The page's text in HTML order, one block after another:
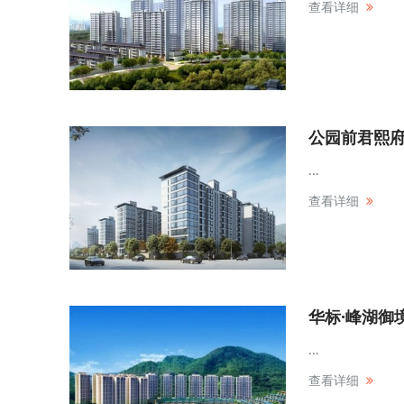
查看详细
公园前君熙
...
查看详细
华标·峰湖御
...
查看详细